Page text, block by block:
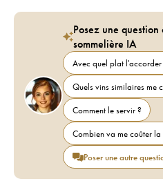
Posez une
sommelière IA
Avec quel plat l'accorder
Quels vins similaires me
Comment le servir ?
Combien va me coûter
Poser une autre